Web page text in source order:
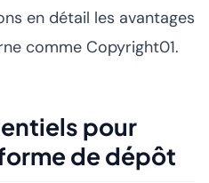
en détail les avantages
comme Copyright01.
pour
de dépôt